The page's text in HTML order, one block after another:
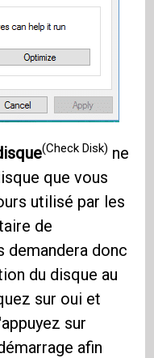
(Check Disk) ne
que vous
utilisé par les
de
demandera donc
du disque au
sur oui et
sur
afin